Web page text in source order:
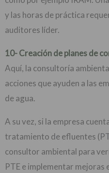
y las horas de práctica
auditores líder.
10- Creación de planes de
Aquí, la consultoría
acciones que ayuden a las
de agua.
A su vez, si la empresa
tratamiento de efluentes
consultor ambiental para
PTE e implementar mejoras